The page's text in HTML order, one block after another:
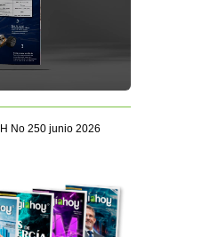
No 250 junio 2026